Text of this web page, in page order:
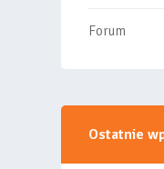
Forum
Ostatnie